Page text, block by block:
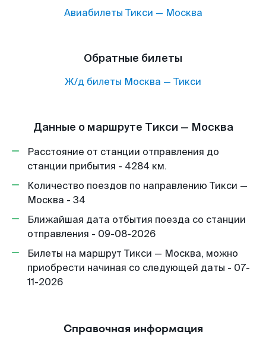
Авиабилеты Тикси — Москва
Обратные билеты
Ж/д билеты Москва — Тикси
Данные о маршруте Тикси — Москва
Расстояние от станции отправления до
станции прибытия - 4284 км.
Количество поездов по направлению Тикси —
Москва - 34
Ближайшая дата отбытия поезда со станции
отправления - 09-08-2026
Билеты на маршрут Тикси — Москва, можно
приобрести начиная со следующей даты - 07-
11-2026
Справочная информация